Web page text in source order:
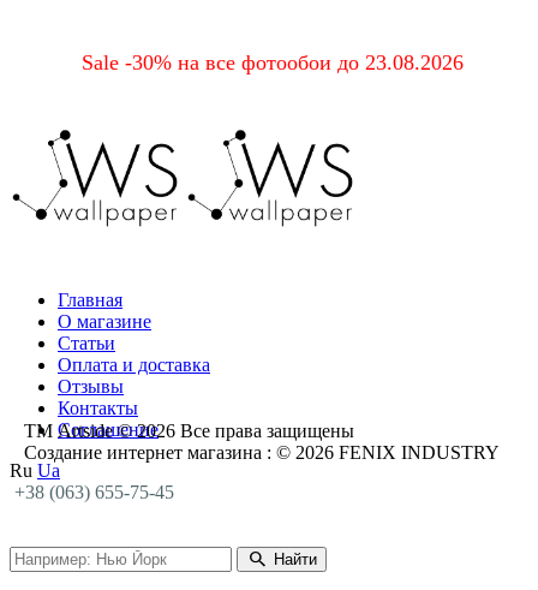
Sale -30% на все фотообои до 23.08.2026
Главная
О магазине
Статьи
Оплата и доставка
Отзывы
Контакты
Соглашение
Ru Ua
+38 (063) 655-75-45
Найти
ТМ Artside © 2026 Все права защищены
Создание интернет магазина : © 2026 FENIX INDUSTRY